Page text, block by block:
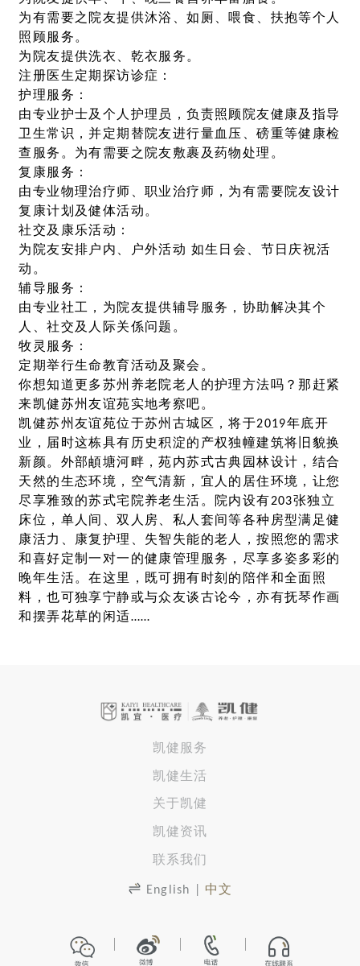
为有需要之院友提供沐浴、如厕、喂食、扶抱等个人
照顾服务。
为院友提供洗衣、乾衣服务。
注册医生定期探访诊症：
护理服务：
由专业护士及个人护理员，负责照顾院友健康及指导
卫生常识，并定期替院友进行量血压、磅重等健康检
查服务。为有需要之院友敷裹及药物处理。
复康服务：
由专业物理治疗师、职业治疗师，为有需要院友设计
复康计划及健体活动。
社交及康乐活动：
为院友安排户内、户外活动 如生日会、节日庆祝活
动。
辅导服务：
由专业社工，为院友提供辅导服务，协助解决其个
人、社交及人际关係问题。
牧灵服务：
定期举行生命教育活动及聚会。
你想知道更多苏州养老院老人的护理方法吗？那赶紧
来凯健苏州友谊苑实地考察吧。
凯健苏州友谊苑位于苏州古城区，将于2019年底开
业，届时这栋具有历史积淀的产权独幢建筑将旧貌换
新颜。外部頔塘河畔，苑内苏式古典园林设计，结合
天然的生态环境，空气清新，宜人的居住环境，让您
尽享雅致的苏式宅院养老生活。院内设有203张独立
床位，单人间、双人房、私人套间等各种房型满足健
康活力、康复护理、失智失能的老人，按照您的需求
和喜好定制一对一的健康管理服务，尽享多姿多彩的
晚年生活。在这里，既可拥有时刻的陪伴和全面照
料，也可独享宁静或与众友谈古论今，亦有抚琴作画
和摆弄花草的闲适……
凯健服务
凯健生活
关于凯健
凯健资讯
联系我们
English 中文